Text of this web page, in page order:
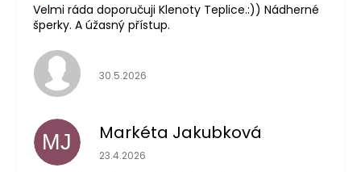
Velmi ráda doporučuji Klenoty Teplice.:)) Nádherné
šperky. A úžasný přístup.
Hodnocení obchodu je 5 z 5 hvězdiček.
30.5.2026
MJ Markéta Jakubková
Hodnocení obchodu je 5 z 5 hvězdiček.
23.4.2026